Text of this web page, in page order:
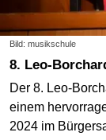
Bild: musikschule
8. Leo-
Der 8. Leo-
einem
2024 im